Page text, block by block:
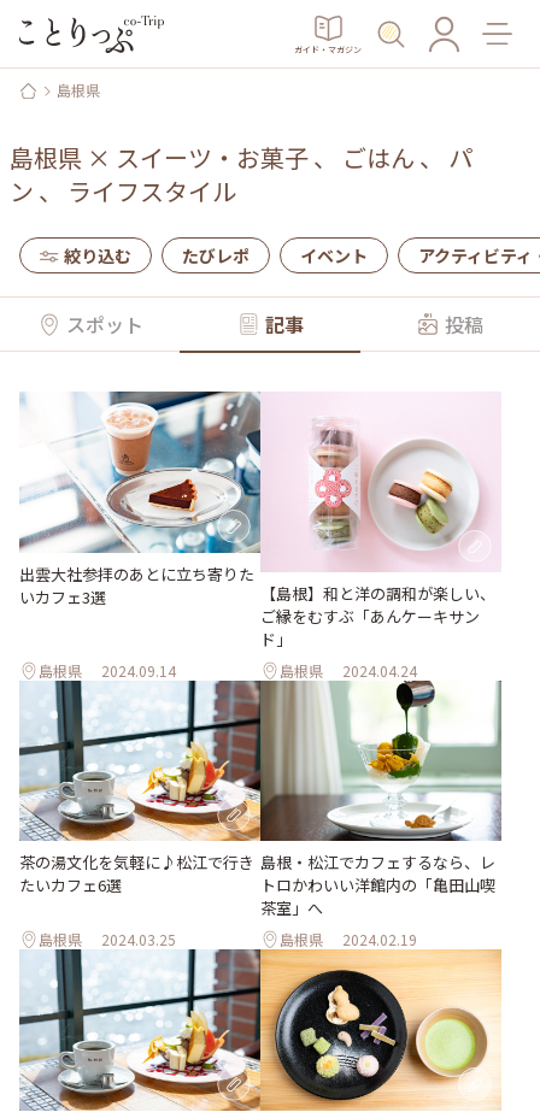
ガイド・マガジン
島根県
島根県 × スイーツ・お菓子、 ごはん 、 パ
ン 、 ライフスタイル
絞り込む たびレポ イベント アクティビティ
スポット 記事 投稿
出雲大社参拝のあとに立ち寄りた
いカフェ3選
島根県 2024.09.14
【島根】和と洋の調和が楽しい、
ご縁をむすぶ「あんケーキサン
ド」
島根県 2024.04.24
茶の湯文化を気軽に♪松江で行き
たいカフェ6選
島根県 2024.03.25
島根・松江でカフェするなら、レ
トロかわいい洋館内の「亀田山喫
茶室」へ
島根県 2024.02.19